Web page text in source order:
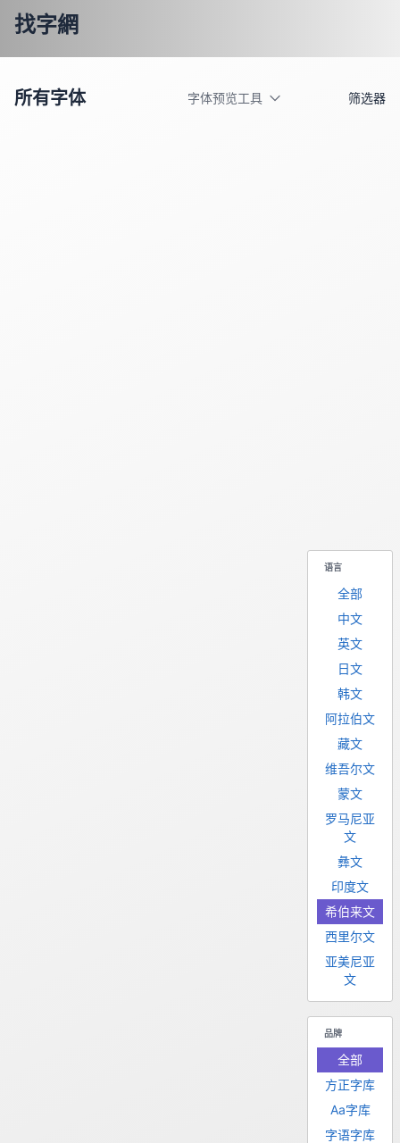
找字網
所有字体 字体预览工具 筛选器
语言
全部
中文
英文
日文
韩文
阿拉伯文
藏文
维吾尔文
蒙文
罗马尼亚
文
彝文
印度文
希伯来文
西里尔文
亚美尼亚
文
品牌
全部
方正字库
Aa字库
字语字库